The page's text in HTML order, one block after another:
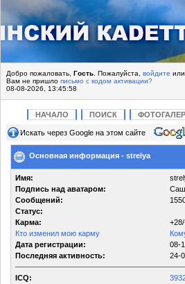
Добро пожаловать, Гость . Пожалуйста, войдите или
Вам не пришло письмо с кодом активации?
08-08-2026, 13:45:58
НАЧАЛО ПОИСК
Искать через Google на этом сайте
Основная информация - strelya
Имя:
Подпись над аватаром:
Сообщений:
Статус:
Карма:
Кто изменил мою карму
Дата регистрации:
08-
Последняя активность:
24-
ICQ: